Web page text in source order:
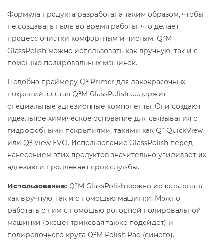
Формула продукта разработана таким образом, чтобы
не создавать пыль во время работы, что делает
процесс очистки комфортным и чистым. Q²M
GlassPolish можно использовать как вручную, так и с
помощью полировальных машинок.
Подобно праймеру Q² Primer для лакокрасочных
покрытий, состав Q²M GlassPolish содержит
специальные адгезионные компоненты. Они создают
идеальное химическое основание для связывания с
гидрофобными покрытиями, такими как Q² QuickView
или Q² View EVO. Использование GlassPolish перед
нанесением этих продуктов значительно усиливает их
адгезию и продлевает срок службы.
Использование: Q²M GlassPolish можно использовать
как вручную, так и с помощью машинки. Можно
работать с ним с помощью роторной полировальной
машинки (эксцентриковая также подойдет) и
полировочного круга Q²M Polish Pad (синего).